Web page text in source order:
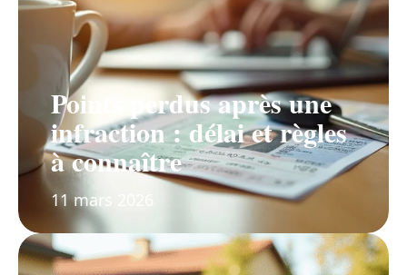
Points perdus après une
infraction : délai et règles
à connaître
11 mars 2026